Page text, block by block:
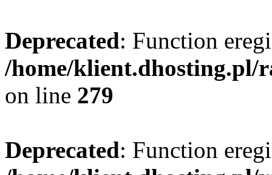
Deprecated: Function
/home/klient.dhosting.pl/
on line 279
Deprecated: Function